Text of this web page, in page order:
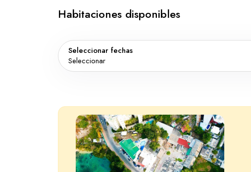
Habitaciones disponibles
Seleccionar fechas
Seleccionar